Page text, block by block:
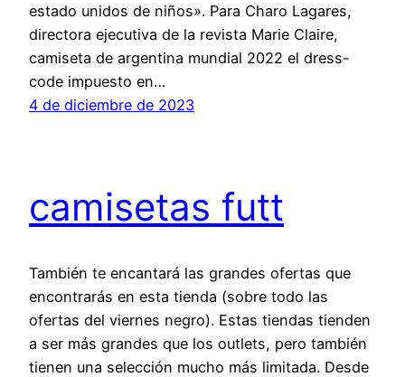
estado unidos de niños». Para Charo Lagares,
directora ejecutiva de la revista Marie Claire,
camiseta de argentina mundial 2022 el dress-
code impuesto en…
4 de diciembre de 2023
camisetas futt
También te encantará las grandes ofertas que
encontrarás en esta tienda (sobre todo las
ofertas del viernes negro). Estas tiendas tienden
a ser más grandes que los outlets, pero también
tienen una selección mucho más limitada. Desde